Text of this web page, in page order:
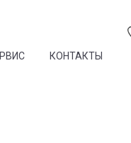
КОНТАКТЫ